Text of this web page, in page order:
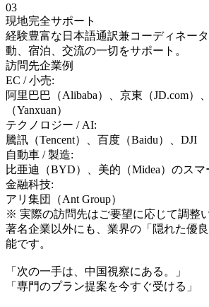
03
現地完全サポート
経験豊富な日本語通訳兼コーディネー
動、宿泊、交流の一切をサポート。
訪問先企業例
EC / 小売:
阿里巴巴（Alibaba）、京東（JD.com）
（Yanxuan）
テクノロジー / AI:
騰訊（Tencent）、百度（Baidu）、DJI
自動車 / 製造:
比亜迪（BYD）、美的（Midea）のスマ
金融科技:
アリ集団（Ant Group）
※ 実際の訪問先はご要望に応じて調整
著名企業以外にも、業界の「隠れた優
能です。
「次の一手は、中国視察にある。」
「専門のプラン提案を今すぐ受ける」